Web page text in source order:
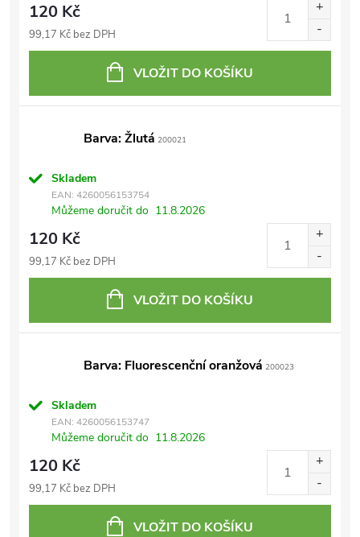
120 Kč
99,17 Kč bez DPH
VLOŽIT DO KOŠÍKU
Barva: Žlutá 200021
Skladem
EAN: 4260056153754
Můžeme doručit do 11.8.2026
120 Kč
99,17 Kč bez DPH
VLOŽIT DO KOŠÍKU
Barva: Fluorescenční oranžová 200023
Skladem
EAN: 4260056153747
Můžeme doručit do 11.8.2026
120 Kč
99,17 Kč bez DPH
VLOŽIT DO KOŠÍKU